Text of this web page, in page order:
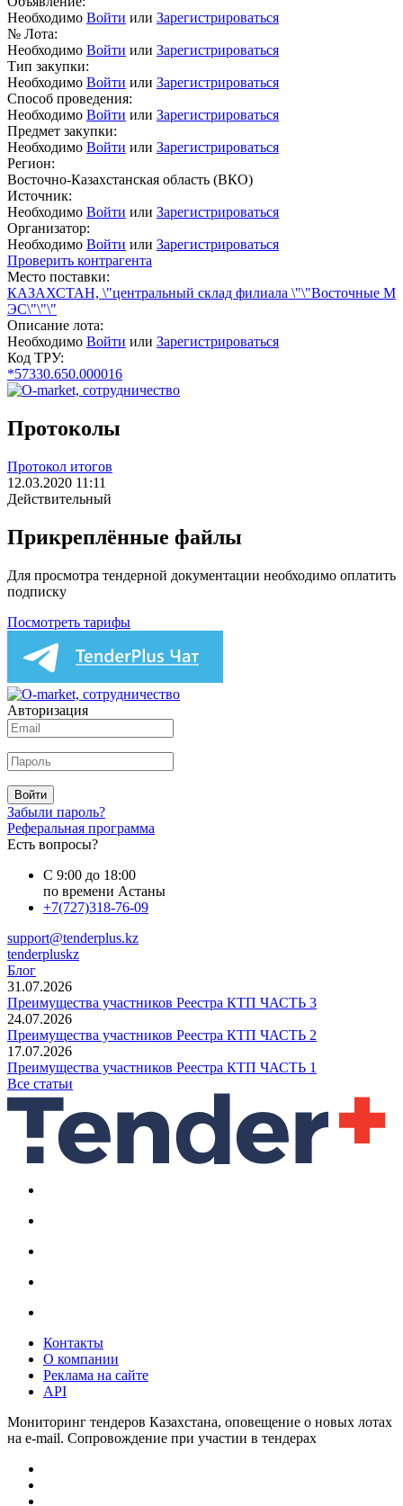
Необходимо Войти или Зарегистрироваться
№ Лота:
Необходимо Войти или Зарегистрироваться
Тип закупки:
Необходимо Войти или Зарегистрироваться
Способ проведения:
Необходимо Войти или Зарегистрироваться
Предмет закупки:
Необходимо Войти или Зарегистрироваться
Регион:
Восточно-Казахстанская область (ВКО)
Источник:
Необходимо Войти или Зарегистрироваться
Организатор:
Необходимо Войти или Зарегистрироваться
Проверить контрагента
Место поставки:
КАЗАХСТАН, \"центральный склад филиала \"\"Восточные М
ЭС\"\"\"
Описание лота:
Необходимо Войти или Зарегистрироваться
Код ТРУ:
*57330.650.000016
Протоколы
Протокол итогов
12.03.2020 11:11
Действительный
Прикреплённые файлы
Для просмотра тендерной документации необходимо оплатить
подписку
Посмотреть тарифы
Авторизация
Войти
Забыли пароль?
Реферальная программа
Есть вопросы?
С 9:00 до 18:00
по времени Астаны
+7(727)318-76-09
support@tenderplus.kz
tenderpluskz
Блог
31.07.2026
Преимущества участников Реестра КТП ЧАСТЬ 3
24.07.2026
Преимущества участников Реестра КТП ЧАСТЬ 2
17.07.2026
Преимущества участников Реестра КТП ЧАСТЬ 1
Все статьи
Контакты
О компании
Реклама на сайте
API
Мониторинг тендеров Казахстана, оповещение о новых лотах
на e-mail. Сопровождение при участии в тендерах